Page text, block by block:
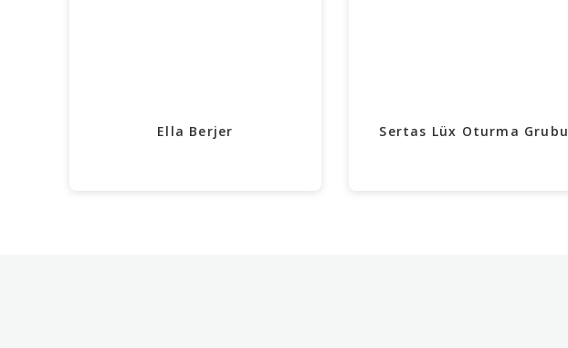
Ella Berjer Sertas Lüx Oturma Grubu